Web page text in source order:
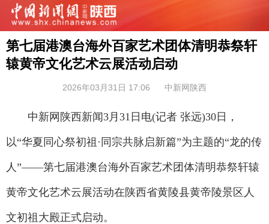
第七届港澳台海外百家艺术团体清明恭祭轩
辕黄帝文化艺术云展活动启动
2026年03月31日 17:06 中新网陕西
中新网陕西新闻3月31日电(记者 张远)30日，
以“华夏同心祭初祖·同宗共脉启新篇”为主题的“龙的传
人”——第七届港澳台海外百家艺术团体清明恭祭轩辕
黄帝文化艺术云展活动在陕西省黄陵县黄帝陵景区人
文初祖大殿正式启动。